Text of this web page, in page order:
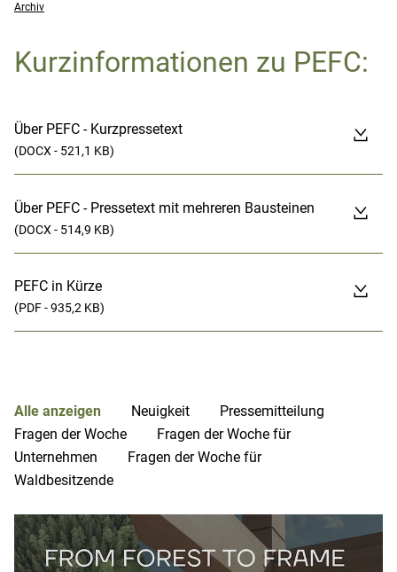
Archiv
Kurzinformationen zu PEFC:
Über PEFC - Kurzpressetext
(DOCX - 521,1 KB)
Über PEFC - Pressetext mit mehreren Bausteinen
(DOCX - 514,9 KB)
PEFC in Kürze
(PDF - 935,2 KB)
Alle anzeigen Neuigkeit
Pressemitteilung
Fragen der Woche
Fragen der Woche für
Unternehmen
Fragen der Woche für
Waldbesitzende